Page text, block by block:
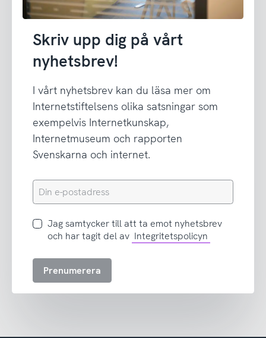
Skriv upp dig på vårt
nyhetsbrev!
I vårt nyhetsbrev kan du läsa mer om
Internetstiftelsens olika satsningar som
exempelvis Internetkunskap,
Internetmuseum och rapporten
Svenskarna och internet.
Din
e-
Jag
samtycker
att
Jag samtycker till att ta emot nyhetsbrev
och har tagit del av Integritetspolicyn
Prenumerera